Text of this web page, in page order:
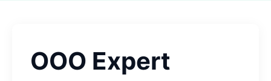
ООО Expert